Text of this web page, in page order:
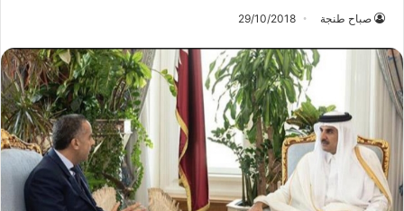
صباح طنجة 29/10/2018